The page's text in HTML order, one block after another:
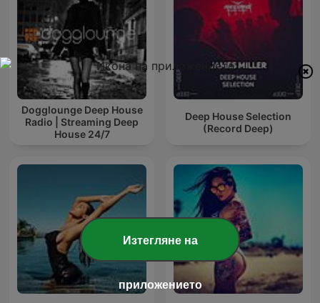
Dogglounge Deep House
Radio | Streaming Deep
House 24/7
Deep House Selection
(Record Deep)
Изтегляне на
приложението